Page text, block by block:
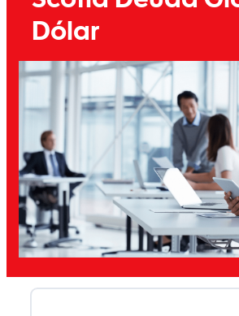
Dólar